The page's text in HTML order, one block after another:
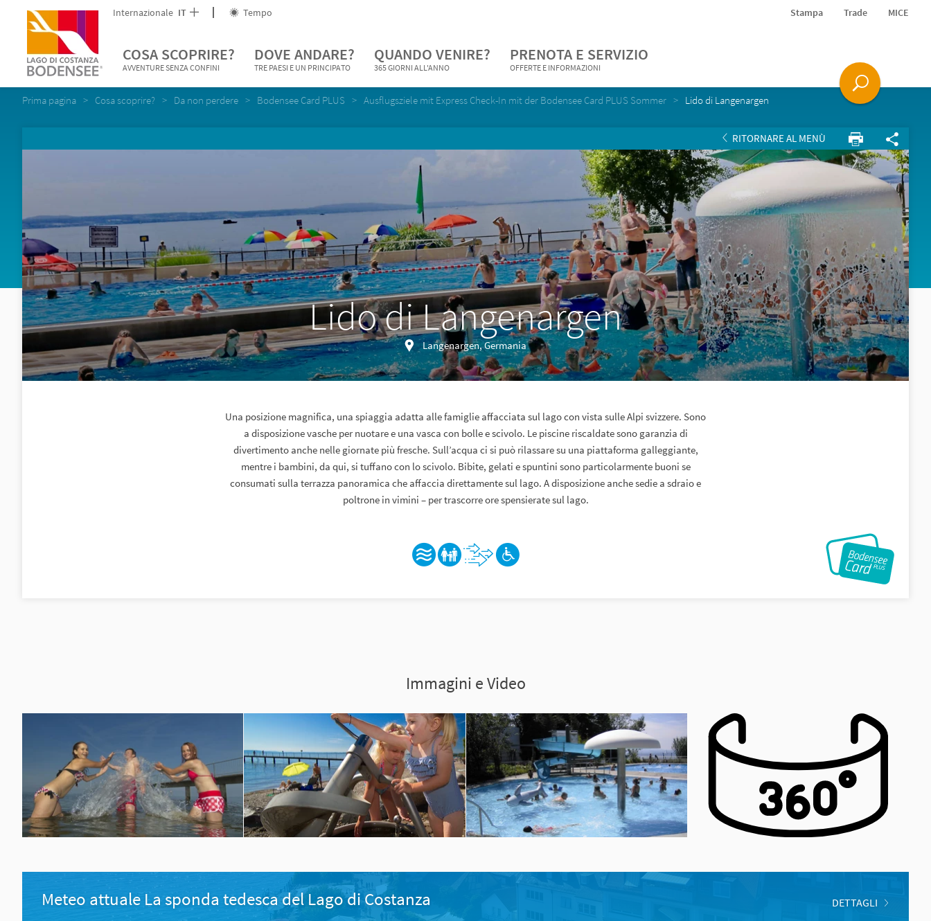
Internazionale IT Tempo Stampa Trade MICE
COSA SCOPRIRE?
AVVENTURE SENZA CONFINI
DOVE ANDARE?
TRE PAESI E UN PRINCIPATO
QUANDO VENIRE?
365 GIORNI ALL'ANNO
PRENOTA E SERVIZIO
OFFERTE E INFORMAZIONI
Prima pagina Cosa scoprire? Da non perdere Bodensee Card PLUS Ausflugsziele mit Express Check-In mit der Bodensee Card PLUS Sommer Lido di Langenargen
RITORNARE AL MENÙ
Lido di Langenargen
Langenargen, Germania
Una posizione magnifica, una spiaggia adatta alle famiglie affacciata sul lago con vista sulle Alpi svizzere. Sono
a disposizione vasche per nuotare e una vasca con bolle e scivolo. Le piscine riscaldate sono garanzia di
divertimento anche nelle giornate più fresche. Sull’acqua ci si può rilassare su una piattaforma galleggiante,
mentre i bambini, da qui, si tuffano con lo scivolo. Bibite, gelati e spuntini sono particolarmente buoni se
consumati sulla terrazza panoramica che affaccia direttamente sul lago. A disposizione anche sedie a sdraio e
poltrone in vimini – per trascorre ore spensierate sul lago.
Immagini e Video
Meteo attuale La sponda tedesca del Lago di Costanza DETTAGLI